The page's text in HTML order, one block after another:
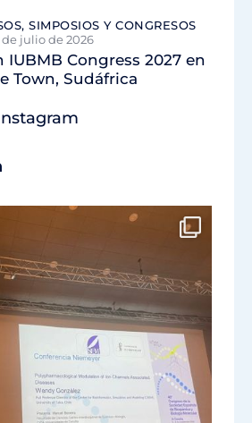
SIMPOSIOS Y CONGRESOS
de julio de 2026
IUBMB Congress 2027 en
Town, Sudáfrica